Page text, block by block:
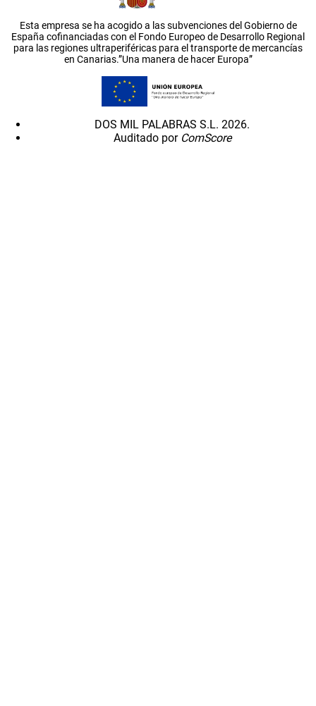
Esta empresa se ha acogido a las subvenciones del Gobierno de
España cofinanciadas con el Fondo Europeo de Desarrollo Regional
para las regiones ultraperiféricas para el transporte de mercancías
en Canarias.”Una manera de hacer Europa”
DOS MIL PALABRAS S.L. 2026.
Auditado por ComScore